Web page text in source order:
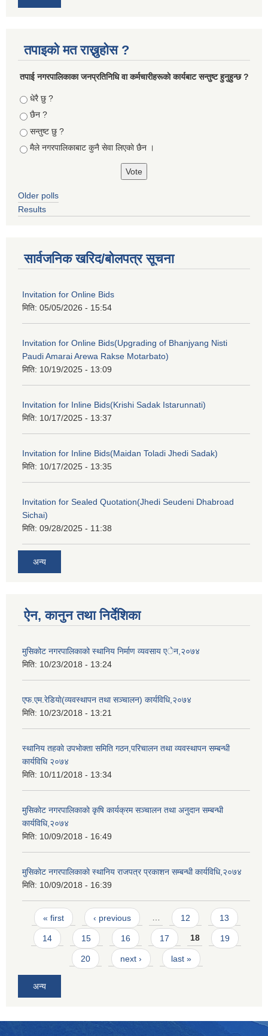
तपाइको मत राख्नुहोस ?
तपा‌ई नगरपालिकाका जनप्रतिनिधि वा कर्मचारीहरूकाे कार्यबाट सन्तुष्ट हुनुहुन्छ ?
Choices
धेरै छु ?
छैन ?
सन्तुष्ट छु ?
मैले नगरपालिकाबाट कुनै सेवा लिएकाे छैन ।
Older polls
Results
सार्वजनिक खरिद/बोलपत्र सूचना
Invitation for Online Bids
मिति: 05/05/2026 - 15:54
Invitation for Online Bids(Upgrading of Bhanjyang Nisti
Paudi Amarai Arewa Rakse Motarbato)
मिति: 10/19/2025 - 13:09
Invitation for Inline Bids(Krishi Sadak Istarunnati)
मिति: 10/17/2025 - 13:37
Invitation for Inline Bids(Maidan Toladi Jhedi Sadak)
मिति: 10/17/2025 - 13:35
Invitation for Sealed Quotation(Jhedi Seudeni Dhabroad
Sichai)
मिति: 09/28/2025 - 11:38
अन्य
ऐन, कानुन तथा निर्देशिका
मुसिकोट नगरपालिकाको स्थानिय निर्माण व्यवसाय एेन,२०७४
मिति: 10/23/2018 - 13:24
एफ.एम.रेडियाे(व्यवस्थापन तथा सञ्चालन) कार्यविधि,२०७४
मिति: 10/23/2018 - 13:21
स्थानिय तहकाे उपभोक्ता समिति गठन,परिचालन तथा व्यवस्थापन सम्बन्धी
कार्यविधि २०७४
मिति: 10/11/2018 - 13:34
मुसिकाेट नगरपालिकाकाे कृषि कार्यक्रम सञ्चालन तथा अनुदान सम्बन्धी
कार्यविधि,२०७४
मिति: 10/09/2018 - 16:49
मुसिकाेट नगरपालिकाकाे स्थानिय राजपत्र प्रकाशन सम्बन्धी कार्यविधि,२०७४
मिति: 10/09/2018 - 16:39
Pages
« first ‹ previous … 12 13
14 15 16 17 18 19
20 next › last »
अन्य